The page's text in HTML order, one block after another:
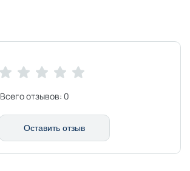
Всего отзывов: 0
Оставить отзыв